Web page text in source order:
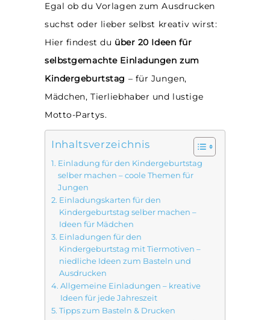
Egal ob du Vorlagen zum Ausdrucken
suchst oder lieber selbst kreativ wirst:
Hier findest du über 20 Ideen für
selbstgemachte Einladungen zum
Kindergeburtstag – für Jungen,
Mädchen, Tierliebhaber und lustige
Motto-Partys.
Inhaltsverzeichnis
Einladung für den Kindergeburtstag
selber machen – coole Themen für
Jungen
Einladungskarten für den
Kindergeburtstag selber machen –
Ideen für Mädchen
Einladungen für den
Kindergeburtstag mit Tiermotiven –
niedliche Ideen zum Basteln und
Ausdrucken
Allgemeine Einladungen – kreative
Ideen für jede Jahreszeit
Tipps zum Basteln & Drucken